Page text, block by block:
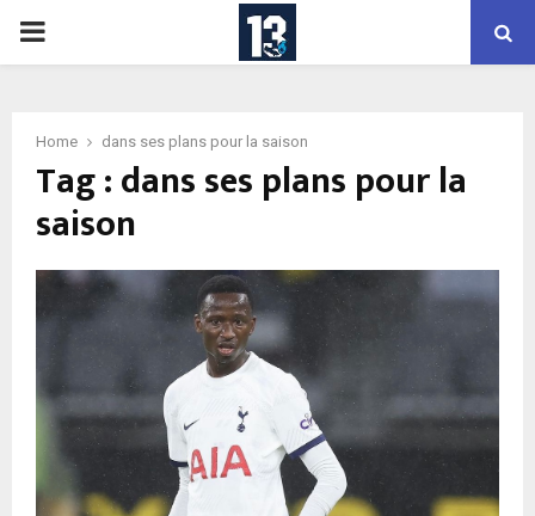
PRIMARY
Home dans ses plans pour la saison
Tag : dans ses plans pour la
saison